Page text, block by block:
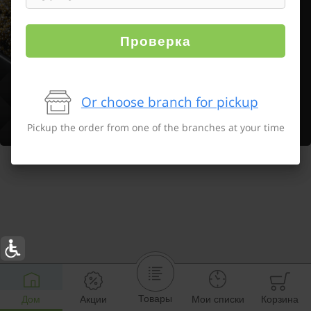
Дом Акции Товары Мои списки Корзина
Проверка
Or choose branch for pickup
Pickup the order from one of the branches at your time